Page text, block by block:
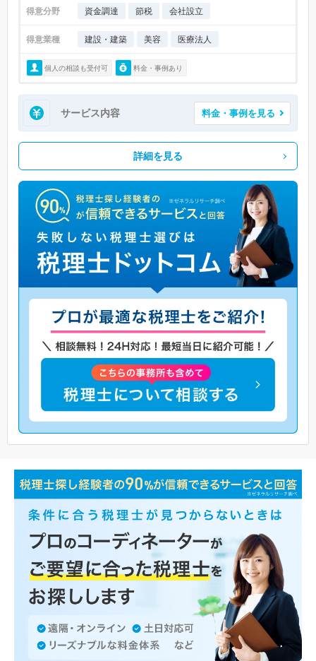
得意分野 資金調達 節税 会社設立
得意業種 建設・建築 美容 医療法人
個人の相談も受付可 料金・事例あり
サービス内容 料金・事例を見る
詳細を見る